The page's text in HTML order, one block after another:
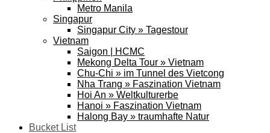
Metro Manila
Singapur
Singapur City » Tagestour
Vietnam
Saigon | HCMC
Mekong Delta Tour » Vietnam
Chu-Chi » im Tunnel des Vietcong
Nha Trang » Faszination Vietnam
Hoi An » Weltkulturerbe
Hanoi » Faszination Vietnam
Halong Bay » traumhafte Natur
Bucket List